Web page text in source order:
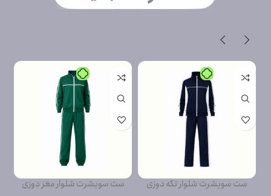
ست سویشرت شلوار تکه دوزی ست سویشرت شلوار مغز دوزی